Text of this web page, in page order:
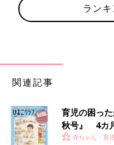
ラン
関連記事
育児の困っ
秋号』 4カ
いっぱい！
赤ちゃん・育